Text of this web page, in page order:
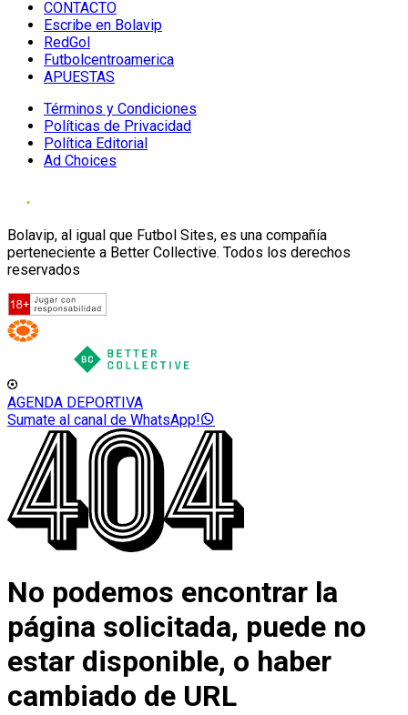
CONTACTO
Escribe en Bolavip
RedGol
Futbolcentroamerica
APUESTAS
Términos y Condiciones
Políticas de Privacidad
Política Editorial
Ad Choices
Bolavip, al igual que Futbol Sites, es una compañía
perteneciente a Better Collective. Todos los derechos
reservados
AGENDA DEPORTIVA
Sumate al canal de WhatsApp!
No podemos encontrar la
página solicitada, puede no
estar disponible, o haber
cambiado de URL